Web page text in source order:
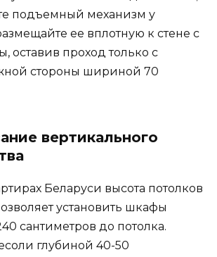
подъемный механизм у
ее вплотную к стене с
оставив проход только с
стороны шириной 70
вертикального
Беларуси высота потолков
установить шкафы
сантиметров до потолка.
глубиной 40-50